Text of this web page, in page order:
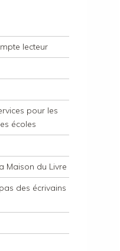
lecteur
pour les
écoles
Maison du Livre
des écrivains